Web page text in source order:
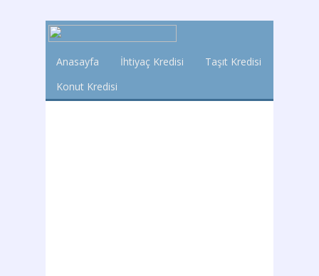
Anasayfa İhtiyaç Kredisi
Taşıt Kredisi
Konut Kredisi